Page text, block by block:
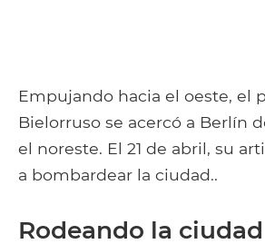
Empujando hacia el oeste, el
Bielorruso se acercó a Berlín
el noreste. El 21 de abril, su
a bombardear la ciudad..
Rodeando la ciudad